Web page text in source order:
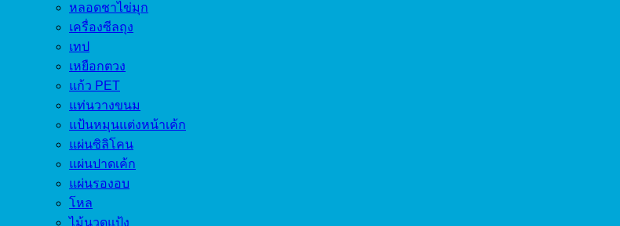
หลอดชาไข่มุก
เครื่องซีลถุง
เทป
เหยือกตวง
แก้ว PET
แท่นวางขนม
แป้นหมุนแต่งหน้าเค้ก
แผ่นซิลิโคน
แผ่นปาดเค้ก
แผ่นรองอบ
โหล
ไม้นวดแป้ง